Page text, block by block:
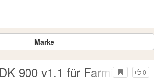
Marke
0
900 v1.1 für Farming